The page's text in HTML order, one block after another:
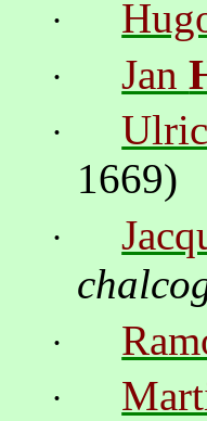
·
· Jan
·
1669)
·
·
·